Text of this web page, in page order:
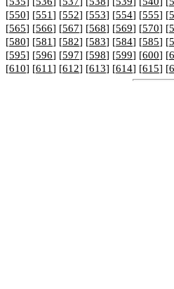
[550] [551] [552] [553] [554] [555] [
[565] [566] [567] [568] [569] [570] [
[580] [581] [582] [583] [584] [585] [
[595] [596] [597] [598] [599] [600] [
[610] [611] [612] [613] [614] [615] [